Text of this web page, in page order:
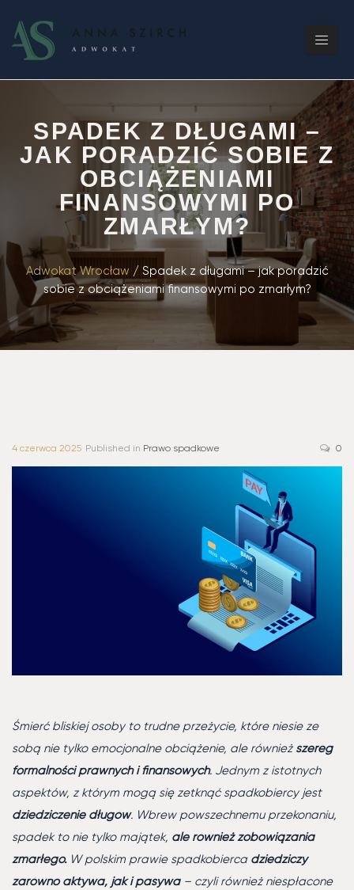
SPADEK Z DŁUGAMI –
JAK PORADZIĆ SOBIE Z
OBCIĄŻENIAMI
FINANSOWYMI PO
ZMARŁYM?
Adwokat Wrocław / Spadek z długami – jak poradzić
sobie z obciążeniami finansowymi po zmarłym?
4 czerwca 2025 Published in Prawo spadkowe 0
Śmierć bliskiej osoby to trudne przeżycie, które niesie ze
sobą nie tylko emocjonalne obciążenie, ale również szereg
formalności prawnych i finansowych. Jednym z istotnych
aspektów, z którym mogą się zetknąć spadkobiercy jest
dziedziczenie długów. Wbrew powszechnemu przekonaniu,
spadek to nie tylko majątek, ale również zobowiązania
zmarłego.W polskim prawie spadkobierca dziedziczy
zarówno aktywa, jak i pasywa– czyli również niespłacone